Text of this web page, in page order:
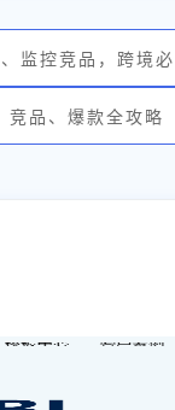
监控竞品，跨境
品、爆款全攻略